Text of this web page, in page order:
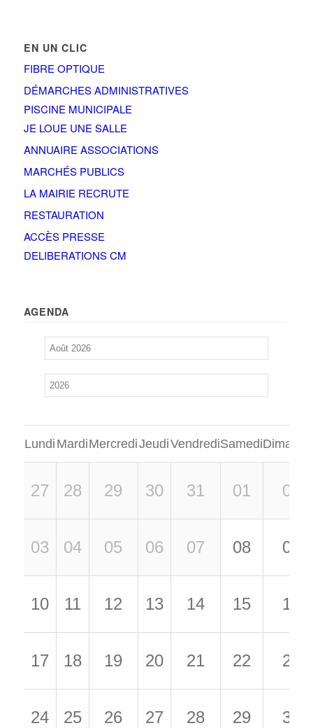
EN UN CLIC
FIBRE OPTIQUE
DÉMARCHES ADMINISTRATIVES
PISCINE MUNICIPALE
JE LOUE UNE SALLE
ANNUAIRE ASSOCIATIONS
MARCHÉS PUBLICS
LA MAIRIE RECRUTE
RESTAURATION
ACCÈS PRESSE
DELIBERATIONS CM
AGENDA
Lundi MardiMercrediJeudiVendrediSamedi
27 28 29 30 31 01 02
03 04 05 06 07 08 09
10 11 12 13 14 15 16
17 18 19 20 21 22 23
24 25 26 27 28 29 30